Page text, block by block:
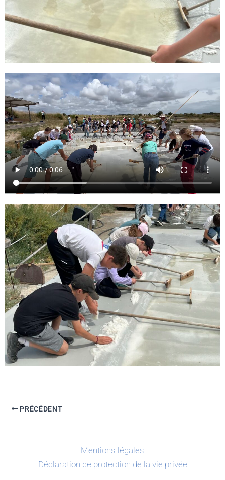
PRÉCÉDENT
Mentions légales
Déclaration de protection de la vie privée